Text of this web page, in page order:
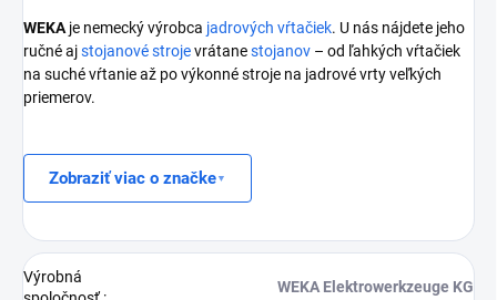
WEKA je nemecký výrobca jadrových vŕtačiek. U nás nájdete jeho
ručné ajstojanové strojevrátanestojanov – od ľahkých vŕtačiek
na suché vŕtanie až po výkonné stroje na jadrové vrty veľkých
priemerov.
Zobraziť viac o značke
Výrobná
WEKA Elektrowerkzeuge KG